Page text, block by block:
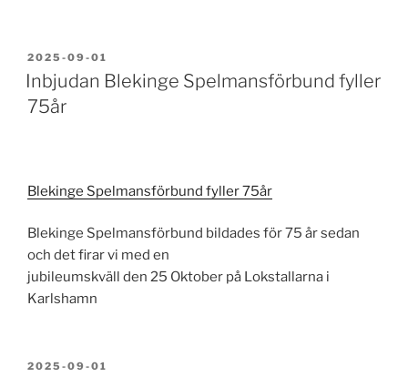
PUBLICERAT
2025-09-01
Inbjudan Blekinge Spelmansförbund fyller
75år
Blekinge Spelmansförbund fyller 75år
Blekinge Spelmansförbund bildades för 75 år sedan
och det firar vi med en
jubileumskväll den 25 Oktober på Lokstallarna i
Karlshamn
PUBLICERAT
2025-09-01